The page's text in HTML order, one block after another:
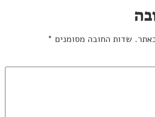
שדות החובה מסומנים *